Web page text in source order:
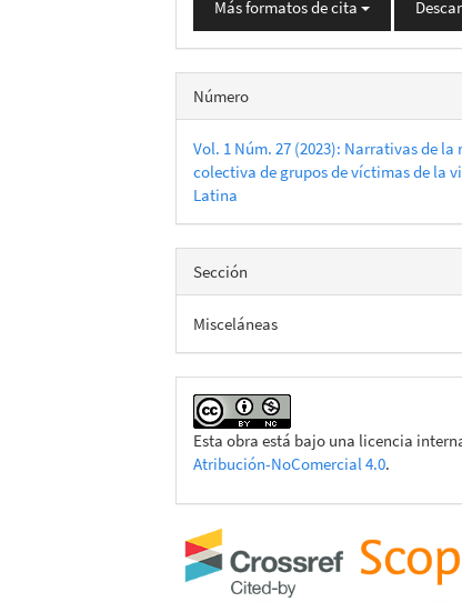
Más formatos de cita
Número
Vol. 1 Núm. 27 (2023): Narrativas de
colectiva de grupos de víctimas de la
Latina
Sección
Misceláneas
Esta obra está bajo una licencia
Atribución-NoComercial 4.0.